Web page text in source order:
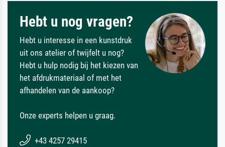
Hebt u nog vragen?
Hebt u interesse in een kunstdruk
uit ons atelier of twijfelt u nog?
Hebt u hulp nodig bij het kiezen van
het afdrukmateriaal of met het
afhandelen van de aankoop?
Onze experts helpen u graag.
+43 4257 29415